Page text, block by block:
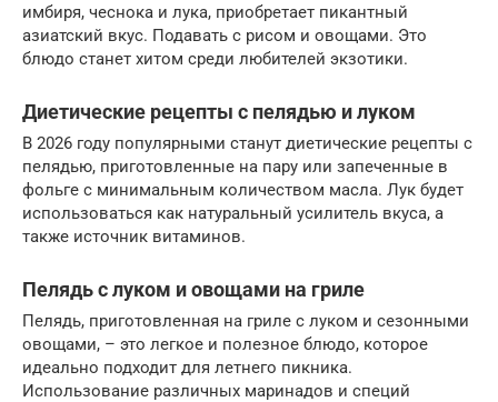
имбиря, чеснока и лука, приобретает пикантный
азиатский вкус. Подавать с рисом и овощами. Это
блюдо станет хитом среди любителей экзотики.
Диетические рецепты с пелядью и луком
В 2026 году популярными станут диетические рецепты с
пелядью, приготовленные на пару или запеченные в
фольге с минимальным количеством масла. Лук будет
использоваться как натуральный усилитель вкуса, а
также источник витаминов.
Пелядь с луком и овощами на гриле
Пелядь, приготовленная на гриле с луком и сезонными
овощами, – это легкое и полезное блюдо, которое
идеально подходит для летнего пикника.
Использование различных маринадов и специй